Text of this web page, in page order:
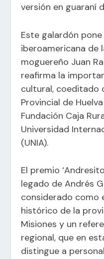
versión en guaraní
Este galardón
iberoamericana de
moguereño Juan
reafirma la
cultural, coeditado
Provincial de
Fundación Caja
Universidad
(UNIA).
El premio
legado de Andrés
considerado como
histórico de la
Misiones y un
regional, que en
distingue a